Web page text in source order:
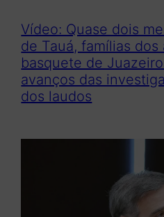
Vídeo: Quase dois
de Tauá, famílias dos
basquete de
avanços das
dos laudos